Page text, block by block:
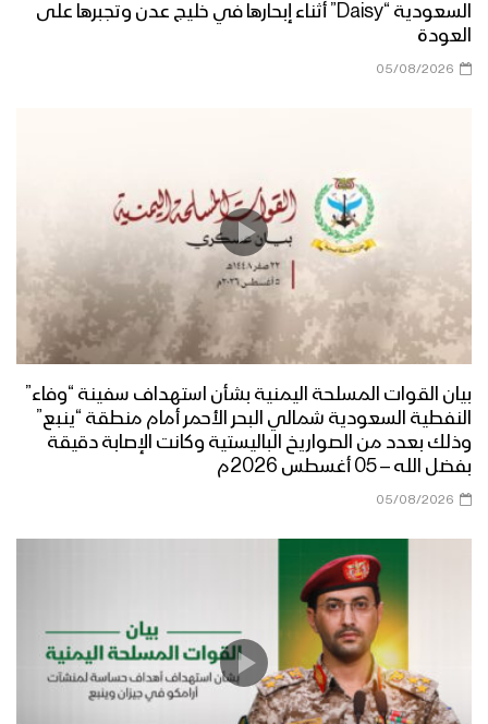
السعودية “Daisy” أثناء إبحارها في خليج عدن وتجبرها على
العودة
05/08/2026
بيان القوات المسلحة اليمنية بشأن استهداف سفينة “وفاء”
النفطية السعودية شمالي البحر الأحمر أمام منطقة “ينبع”
وذلك بعدد من الصواريخ الباليستية وكانت الإصابة دقيقة
بفضل الله – 05 أغسطس 2026م
05/08/2026